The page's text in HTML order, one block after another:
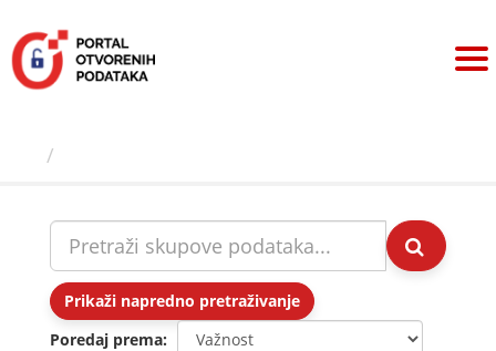
sadržaj
Prikaži napredno pretraživanje
Poredaj prema